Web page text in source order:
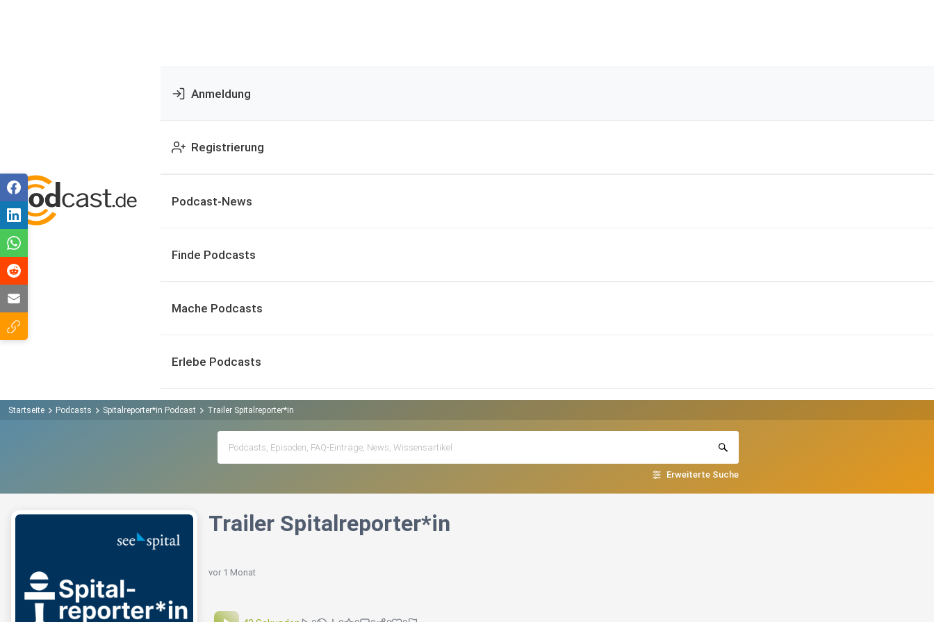
Anmeldung
Registrierung
Podcast-News
Finde Podcasts
Mache Podcasts
Erlebe Podcasts
Startseite Podcasts Spitalreporter*in Podcast Trailer Spitalreporter*in
Erweiterte Suche
Trailer Spitalreporter*in
vor 1 Monat